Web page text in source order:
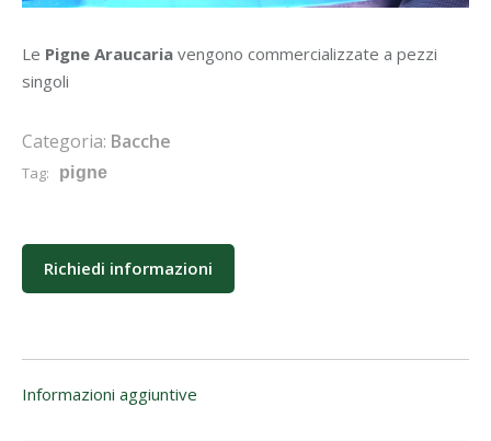
Le Pigne Araucaria vengono commercializzate a pezzi
singoli
Categoria: Bacche
Tag: pigne
Richiedi informazioni
Informazioni aggiuntive